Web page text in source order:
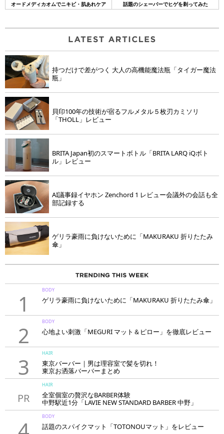
オードメディカオムでニキビ・肌あれケア
話題のシェーバーでヒゲを剃ってみた
持つだけで差がつく 大人の高機能魔法瓶「タイガー魔法
瓶」
貝印100年の技術が宿るフルメタル５枚刃カミソリ
「THOLL」レビュー
BRITA Japan初のスマートボトル「BRITA LARQ iQボト
ル」レビュー
AI議事録イヤホン Zenchord 1 レビュー会議外の会話も全
部記録する
ゲリラ豪雨に負けないために「MAKURAKU 折りたたみ
傘」
1
BODY
ゲリラ豪雨に負けないために「MAKURAKU 折りたたみ傘」
2
BODY
心地よい刺激「MEGURI マット＆ピロー」を徹底レビュー
3
HAIR
東京バーバー｜男は理容室で髪を切れ！
東京お洒落バーバーまとめ
PR
HAIR
全室個室の贅沢なBARBER体験
中野駅近1分「LAVIE NEW STANDARD BARBER 中野」
BODY
話題のスパイクマット「TOTONOUマット」をレビュー